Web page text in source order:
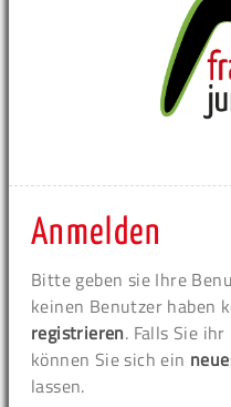
Anmelden
Bitte geben sie Ihre
keinen Benutzer haben
registrieren. Falls Sie
können Sie sich ein
lassen.